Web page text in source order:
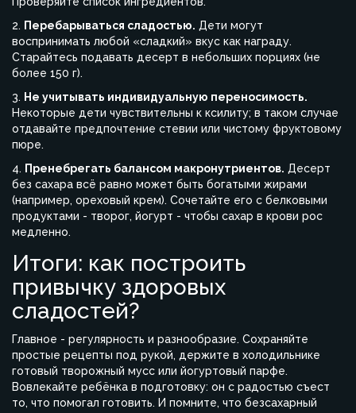
2. Перебарываться сладостью. Дети могут
воспринимать любой «сладкий» вкус как награду.
Старайтесь подавать десерт в небольших порциях (не
более 150 г).
3. Не учитывать индивидуальную переносимость.
Некоторые дети чувствительны к ксилиту; в таком случае
отдавайте предпочтение стевии или чистому фруктовому
пюре.
4. Пренебрегать балансом макронутриентов. Десерт
без сахара всё равно может быть богатыми жирами
(например, ореховый крем). Сочетайте его с белковыми
продуктами - творог, йогурт - чтобы сахар в крови рос
медленно.
Итоги: как построить
привычку здоровых
сладостей?
Главное - регулярность и разнообразие. Сохраняйте
простые рецепты под рукой, держите в холодильнике
готовый творожный мусс или йогуртовый парфе.
Вовлекайте ребёнка в подготовку: он с радостью съест
то, что помогал готовить. И помните, что безсахарный